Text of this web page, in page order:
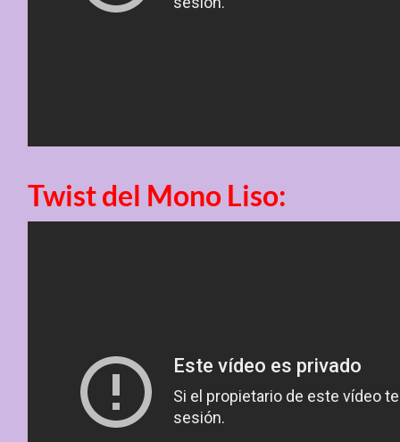
Twist del Mono Liso: